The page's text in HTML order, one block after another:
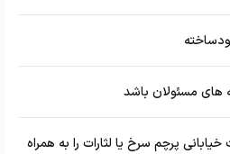
های مسئولان باشد
پرچم سرخ یا لثارات را به همراه